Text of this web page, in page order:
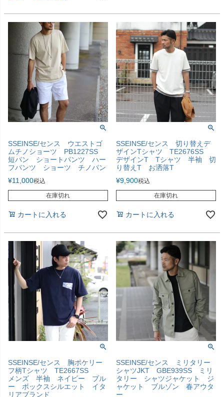
SSEINSE/センス ウエストゴ
ムチノショーツ PB1227SS
短パン ショートパンツ ハー
フパンツ ショーツ チノパン
¥11,000税込
在庫切れ
カートに入れる
SSEINSE/センス 切り替えデ
ザインTシャツ TE2676SS
デザインT Tシャツ 半袖 切
り替えT お洒落T
¥9,900税込
在庫切れ
カートに入れる
SSEINSE/センス 胸ポケリー
フ柄Tシャツ TE2667SS
メンズ 半袖 ネイビー ブル
ー ボックスシルエット イタ
リアブランド
SSEINSE/センス ミリタリー
シャツJKT GBE939SS ミリ
タリー シャツジャケット ジ
ャケット ブルゾン 春アウタ
ー